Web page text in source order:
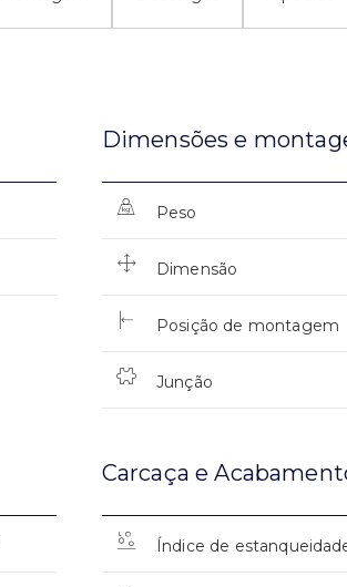
Dimensões e
Peso
Dimensão
Posição de montagem
Junção
Carcaça e
Índice de